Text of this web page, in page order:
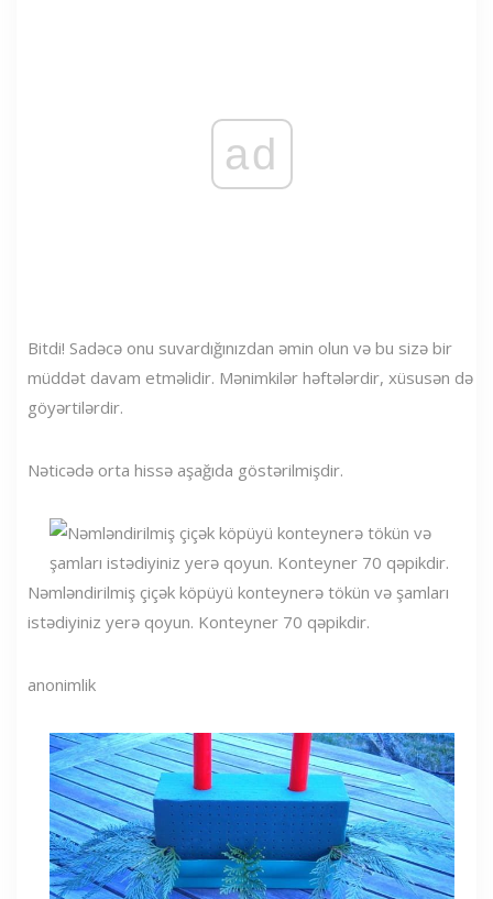
ad
Bitdi! Sadəcə onu suvardığınızdan əmin olun və bu sizə bir
müddət davam etməlidir. Mənimkilər həftələrdir, xüsusən də
göyərtilərdir.
Nəticədə orta hissə aşağıda göstərilmişdir.
Nəmləndirilmiş çiçək köpüyü konteynerə tökün və şamları
istədiyiniz yerə qoyun. Konteyner 70 qəpikdir.
anonimlik